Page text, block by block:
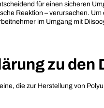
für einen sicheren
Reaktion – verursachen.
im Umgang mit
zu
die zur Herstellung von